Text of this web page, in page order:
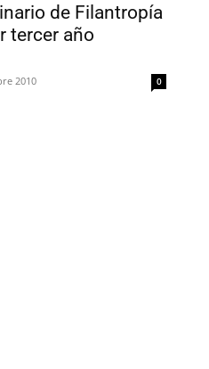
de Filantropía
tercer año
2010 0